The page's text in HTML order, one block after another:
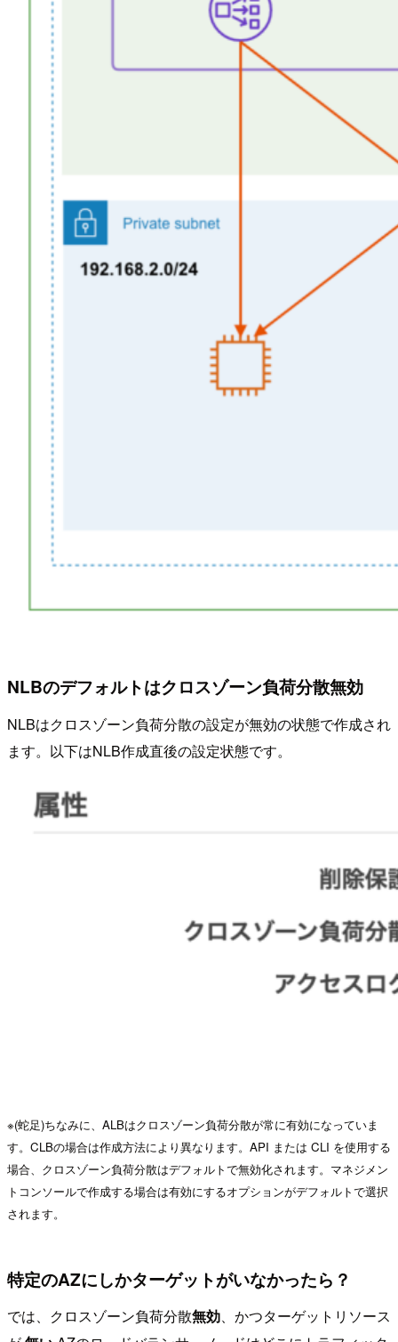
NLBのデフォルトはクロスゾーン負荷分散無効
NLBはクロスゾーン負荷分散の設定が無効の状態で作成され
ます。以下はNLB作成直後の設定状態です。
※(蛇足)ちなみに、ALBはクロスゾーン負荷分散が常に有効になっていま
す。CLBの場合は作成方法により異なります。API または CLI を使用する
場合、クロスゾーン負荷分散はデフォルトで無効化されます。マネジメン
トコンソールで作成する場合は有効にするオプションがデフォルトで選択
されます。
特定のAZにしかターゲットがいなかったら？
では、クロスゾーン負荷分散無効、かつターゲットリソース